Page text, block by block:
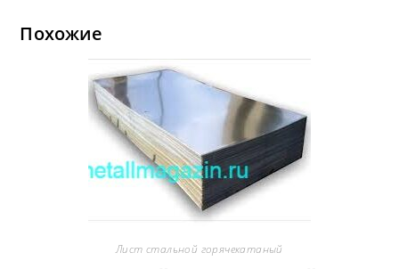
Похожие
Лист стальной горячекатаный